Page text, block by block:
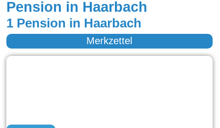
Pension in Haarbach
1 Pension in Haarbach
Merkzettel